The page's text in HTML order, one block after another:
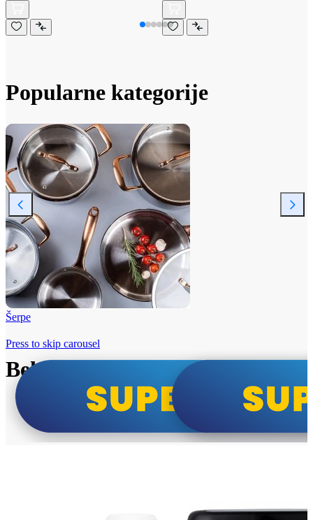
Popularne kategorije
Šerpe
Beko i Tesla super cene
Press to skip carousel